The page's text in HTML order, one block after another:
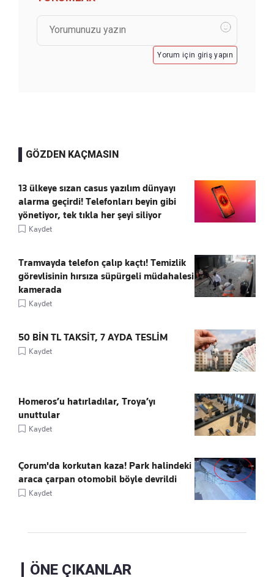
Yorum için giriş yapın
GÖZDEN KAÇMASIN
13 ülkeye sızan casus yazılım dünyayı
alarma geçirdi! Telefonları beyin gibi
yönetiyor, tek tıkla her şeyi siliyor
Kaydet
Tramvayda telefon çalıp kaçtı! Temizlik
görevlisinin hırsıza süpürgeli müdahalesi
kamerada
Kaydet
50 BİN TL TAKSİT, 7 AYDA TESLİM
Kaydet
Homeros’u hatırladılar, Troya’yı
unuttular
Kaydet
Çorum'da korkutan kaza! Park halindeki
araca çarpan otomobil böyle devrildi
Kaydet
ÖNE ÇIKANLAR